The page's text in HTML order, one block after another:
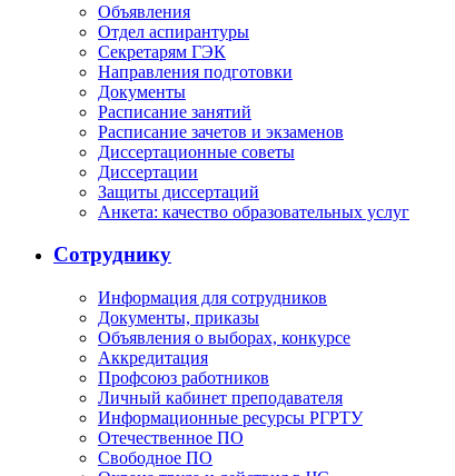
Объявления
Отдел аспирантуры
Секретарям ГЭК
Направления подготовки
Документы
Расписание занятий
Расписание зачетов и экзаменов
Диссертационные советы
Диссертации
Защиты диссертаций
Анкета: качество образовательных услуг
Сотруднику
Информация для сотрудников
Документы, приказы
Объявления о выборах, конкурсе
Аккредитация
Профсоюз работников
Личный кабинет преподавателя
Информационные ресурсы РГРТУ
Отечественное ПО
Свободное ПО